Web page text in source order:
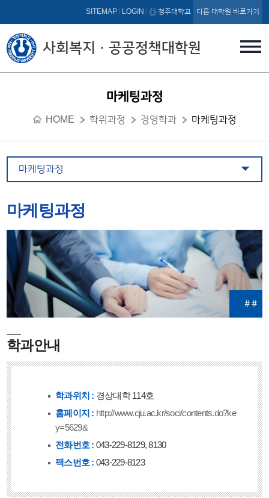
본문 바로가기
사회복지ㆍ공공정책대학원
SITEMAP LOGIN 청주대학교 다른 대학원 바로가기
마케팅과정
HOME 학위과정 경영학과 마케팅과정
마케팅과정
마케팅과정
##
학과안내
학과위치 : 경상대학 114호
홈페이지 : http://www.cju.ac.kr/soci/contents.do?ke
y=5629&
전화번호 : 043-229-8129, 8130
팩스번호 : 043-229-8123